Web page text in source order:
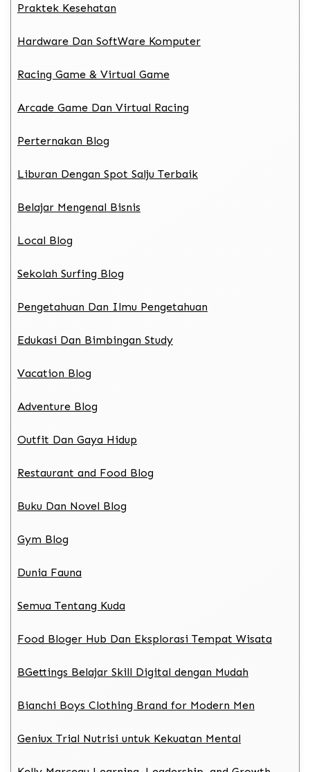
Praktek Kesehatan
Hardware Dan SoftWare Komputer
Racing Game & Virtual Game
Arcade Game Dan Virtual Racing
Perternakan Blog
Liburan Dengan Spot Salju Terbaik
Belajar Mengenal Bisnis
Local Blog
Sekolah Surfing Blog
Pengetahuan Dan Ilmu Pengetahuan
Edukasi Dan Bimbingan Study
Vacation Blog
Adventure Blog
Outfit Dan Gaya Hidup
Restaurant and Food Blog
Buku Dan Novel Blog
Gym Blog
Dunia Fauna
Semua Tentang Kuda
Food Bloger Hub Dan Eksplorasi Tempat Wisata
BGettings Belajar Skill Digital dengan Mudah
Bianchi Boys Clothing Brand for Modern Men
Geniux Trial Nutrisi untuk Kekuatan Mental